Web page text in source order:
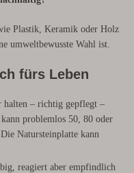
Plastik, Keramik oder Holz
umweltbewusste Wahl ist.
fürs Leben
halten – richtig gepflegt –
problemlos 50, 80 oder
Natursteinplatte kann
reagiert aber empfindlich